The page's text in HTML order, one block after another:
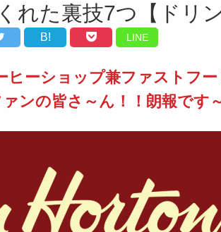
れた裏技7つ【ドリン
B! LINE
ヒーショップ兼ファストフー
ンの皆さ～ん！！朗報です